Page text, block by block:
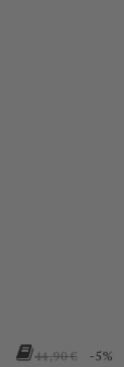
Prezzo
44,90 € -5%